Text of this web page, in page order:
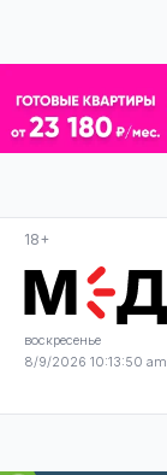
18+
воскресенье
8/9/2026 10:13:50 am